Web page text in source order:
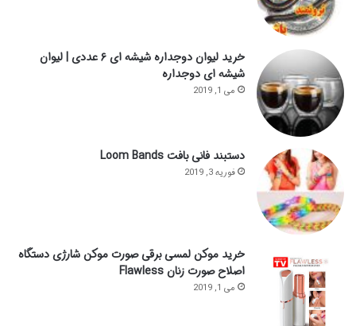
خرید لیوان دوجداره شیشه ای ۶ عددی | لیوان
شیشه ای دوجداره
می 1, 2019
دستبند فانی بافت Loom Bands
فوریه 3, 2019
خرید موکن لمسی برقی صورت موکن شارژی دستگاه
اصلاح صورت زنان Flawless
می 1, 2019